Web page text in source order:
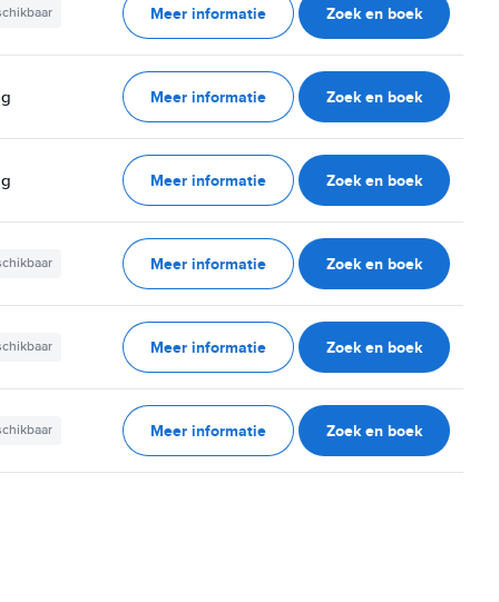
Meer informatie Zoek en boek
Meer informatie Zoek en boek
Meer informatie Zoek en boek
Meer informatie Zoek en boek
Meer informatie Zoek en boek
Meer informatie Zoek en boek